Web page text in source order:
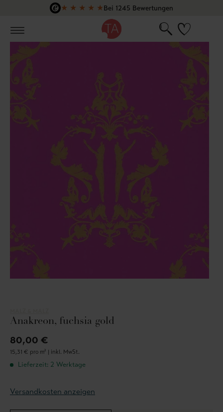
Zum Hauptinhalt springen
★ ★ ★ ★ ★Bei 1245 Bewertungen
Anakreon, fuchsia gold
80,00 €
15,31 € pro m² | inkl. MwSt.
Lieferzeit: 2 Werktage
Versandkosten anzeigen